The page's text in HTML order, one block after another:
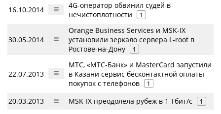
16.10.2014
4G-оператор обвинил судей в
нечистоплотности
1
30.05.2014
Orange Business Services и MSK-IX
установили зеркало сервера L-root в
Ростове-на-Дону
1
22.07.2013
МТС, «МТС-Банк» и MasterCard запустили
в Казани сервис бесконтактной оплаты
покупок с телефонов
1
20.03.2013 MSK-IX преодолела рубеж в 1 Тбит/c 1